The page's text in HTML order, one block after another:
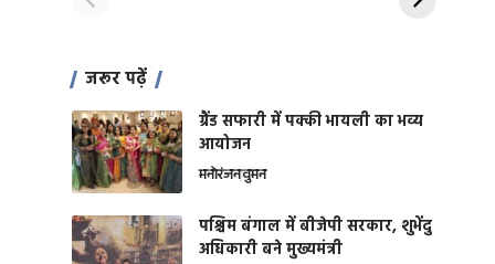
जरूर पढ़ें
ग्रैंड सफारी में पक्की भायली का भव्य
आयोजन
मनोरंजनवुमन
पश्चिम बंगाल में बीजेपी सरकार, शुभेंदु
अधिकारी बने मुख्यमंत्री